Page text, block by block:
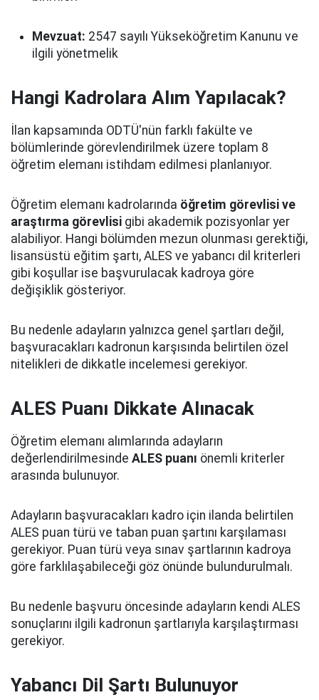
Mevzuat: 2547 sayılı Yükseköğretim Kanunu ve
ilgili yönetmelik
Hangi Kadrolara Alım Yapılacak?
İlan kapsamında ODTÜ'nün farklı fakülte ve
bölümlerinde görevlendirilmek üzere toplam 8
öğretim elemanı istihdam edilmesi planlanıyor.
Öğretim elemanı kadrolarında öğretim görevlisi ve
araştırma görevlisi gibi akademik pozisyonlar yer
alabiliyor. Hangi bölümden mezun olunması gerektiği,
lisansüstü eğitim şartı, ALES ve yabancı dil kriterleri
gibi koşullar ise başvurulacak kadroya göre
değişiklik gösteriyor.
Bu nedenle adayların yalnızca genel şartları değil,
başvuracakları kadronun karşısında belirtilen özel
nitelikleri de dikkatle incelemesi gerekiyor.
ALES Puanı Dikkate Alınacak
Öğretim elemanı alımlarında adayların
değerlendirilmesinde ALES puanı önemli kriterler
arasında bulunuyor.
Adayların başvuracakları kadro için ilanda belirtilen
ALES puan türü ve taban puan şartını karşılaması
gerekiyor. Puan türü veya sınav şartlarının kadroya
göre farklılaşabileceği göz önünde bulundurulmalı.
Bu nedenle başvuru öncesinde adayların kendi ALES
sonuçlarını ilgili kadronun şartlarıyla karşılaştırması
gerekiyor.
Yabancı Dil Şartı Bulunuyor